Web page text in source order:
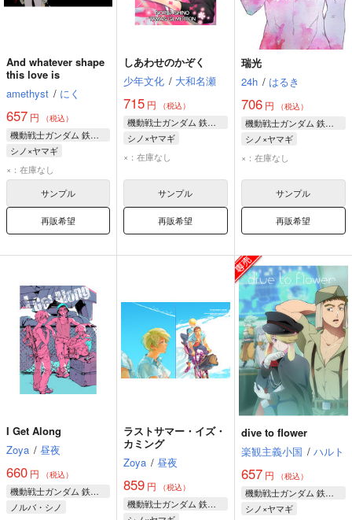
And whatever shape
this love is
amethyst / にく
657 円 （税込）
機動戦士ガンダム 鉄血のオルフェンズ
シノ×ヤマギ
ノルバ・シノ
ヤマギ・ギルマトン
×：在庫なし
サンプル
再販希望
しあわせのかぞく
少年文化 / 大和名瀬
715 円 （税込）
機動戦士ガンダム 鉄血のオルフェンズ
シノ×ヤマギ
ノルバ・シノ
×：在庫なし
サンプル
再販希望
瑞光
24h / はるき
706円 （税込）
機動戦士ガンダム 鉄血のオルフェンズ
シノ×ヤマギ
ノルバ・シノ
×：在庫なし
サンプル
再販希望
I Get Along
Zoya / 昼夜
660 円 （税込）
機動戦士ガンダム 鉄血のオルフェンズ
ノルバ・シノ
ラストサマー・イズ・
カミング
Zoya / 昼夜
859 円 （税込）
機動戦士ガンダム 鉄血のオルフェンズ
dive to flower
楽観主義小国 / ハルト
657円 （税込）
機動戦士ガンダム 鉄血のオルフェンズ
シノ×ヤマギ